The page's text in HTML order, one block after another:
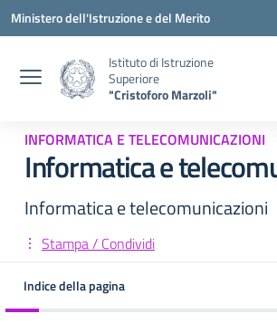
Vai ai contenuti
Vai al menu di navigazione
Vai al footer
Ministero dell'Istruzione e del Merito
Istituto di Istruzione
Superiore
"Cristoforo Marzoli"
INFORMATICA E TELECOMUNICAZIONI
Informatica e
Informatica e telecomunicazioni
Stampa / Condividi
Indice della pagina